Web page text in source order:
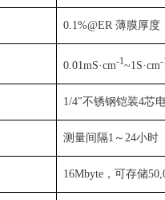
0.1%@ER 薄膜厚度
0.01mS·cm-1~1S·cm-
1/4"不锈钢铠装4芯
测量间隔1～24小时
16Mbyte，可存储